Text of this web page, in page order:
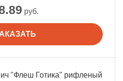
руб.